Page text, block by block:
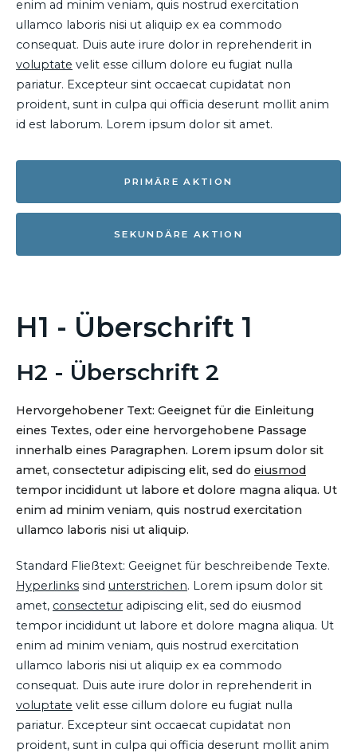
enim ad minim veniam, quis nostrud exercitation
ullamco laboris nisi ut aliquip ex ea commodo
consequat. Duis aute irure dolor in reprehenderit in
voluptate velit esse cillum dolore eu fugiat nulla
pariatur. Excepteur sint occaecat cupidatat non
proident, sunt in culpa qui officia deserunt mollit anim
id est laborum. Lorem ipsum dolor sit amet.
PRIMÄRE AKTION
SEKUNDÄRE AKTION
H1 - Überschrift 1
H2 - Überschrift 2
Hervorgehobener Text: Geeignet für die Einleitung
eines Textes, oder eine hervorgehobene Passage
innerhalb eines Paragraphen. Lorem ipsum dolor sit
amet, consectetur adipiscing elit, sed do eiusmod
tempor incididunt ut labore et dolore magna aliqua. Ut
enim ad minim veniam, quis nostrud exercitation
ullamco laboris nisi ut aliquip.
Standard Fließtext: Geeignet für beschreibende Texte.
Hyperlinks sind unterstrichen. Lorem ipsum dolor sit
amet, consectetur adipiscing elit, sed do eiusmod
tempor incididunt ut labore et dolore magna aliqua. Ut
enim ad minim veniam, quis nostrud exercitation
ullamco laboris nisi ut aliquip ex ea commodo
consequat. Duis aute irure dolor in reprehenderit in
voluptate velit esse cillum dolore eu fugiat nulla
pariatur. Excepteur sint occaecat cupidatat non
proident, sunt in culpa qui officia deserunt mollit anim